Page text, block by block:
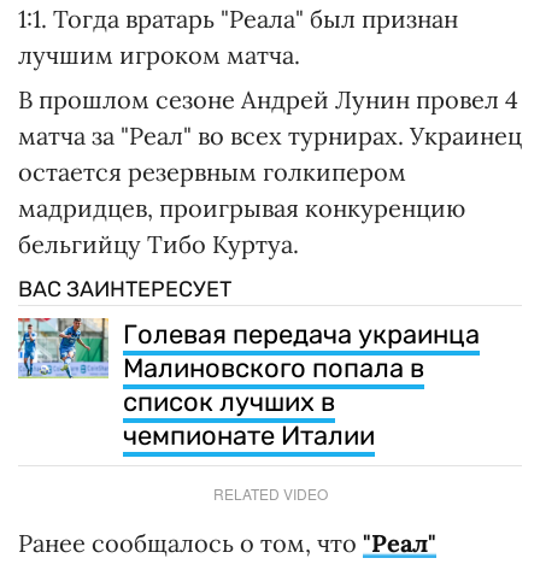
1:1. Тогда вратарь "Реала" был признан
лучшим игроком матча.
В прошлом сезоне Андрей Лунин провел 4
матча за "Реал" во всех турнирах. Украинец
остается резервным голкипером
мадридцев, проигрывая конкуренцию
бельгийцу Тибо Куртуа.
ВАС ЗАИНТЕРЕСУЕТ
Голевая передача украинца
Малиновского попала в
список лучших в
чемпионате Италии
RELATED VIDEO
Ранее сообщалось о том, что "Реал"